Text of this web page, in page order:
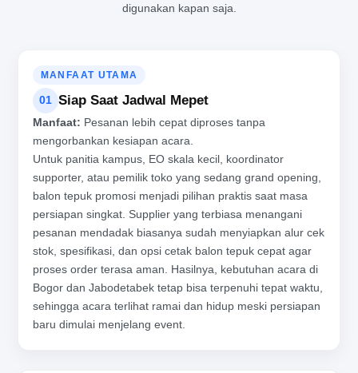
AKTIVITAS PABRIK YANG PADAT
digunakan kapan saja.
MANFAAT UTAMA
01 Siap Saat Jadwal Mepet
Manfaat: Pesanan lebih cepat diproses tanpa
mengorbankan kesiapan acara.
Untuk panitia kampus, EO skala kecil, koordinator
supporter, atau pemilik toko yang sedang grand opening,
balon tepuk promosi menjadi pilihan praktis saat masa
persiapan singkat. Supplier yang terbiasa menangani
pesanan mendadak biasanya sudah menyiapkan alur cek
stok, spesifikasi, dan opsi cetak balon tepuk cepat agar
proses order terasa aman. Hasilnya, kebutuhan acara di
Bogor dan Jabodetabek tetap bisa terpenuhi tepat waktu,
sehingga acara terlihat ramai dan hidup meski persiapan
baru dimulai menjelang event.